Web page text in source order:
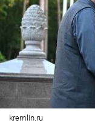
kremlin.ru